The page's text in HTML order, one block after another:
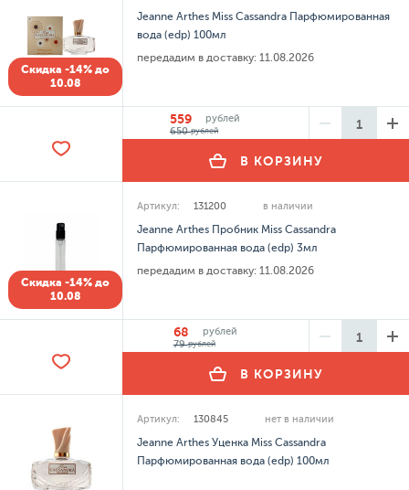
Скидка -14% до
10.08
Jeanne Arthes Miss Cassandra Парфюмированная
вода (edp) 100мл
передадим в доставку: 11.08.2026
559
рублей
650рублей
В КОРЗИНУ
Скидка -14% до
10.08
Артикул: 131200 в наличии
Jeanne Arthes Пробник Miss Cassandra
Парфюмированная вода (edp) 3мл
передадим в доставку: 11.08.2026
68
рублей
79рублей
В КОРЗИНУ
Артикул: 130845 нет в наличии
Jeanne Arthes Уценка Miss Cassandra
Парфюмированная вода (edp) 100мл